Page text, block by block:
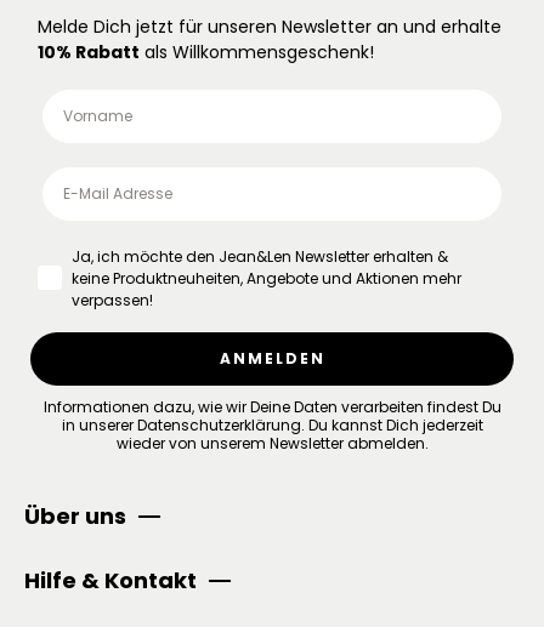
Melde Dich jetzt für unseren Newsletter an und erhalte
10% Rabatt als Willkommensgeschenk!
Ja, ich möchte den Jean&Len Newsletter erhalten &
keine Produktneuheiten, Angebote und Aktionen mehr
verpassen!
ANMELDEN
Informationen dazu, wie wir Deine Daten verarbeiten findest Du
in unsererDatenschutzerklärung. Du kannst Dich jederzeit
wieder von unserem Newsletter abmelden.
Über uns
Hilfe & Kontakt